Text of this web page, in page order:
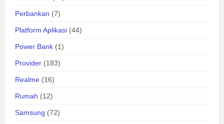
Perbankan (7)
Platform Aplikasi (44)
Power Bank (1)
Provider (183)
Realme (16)
Rumah (12)
Samsung (72)